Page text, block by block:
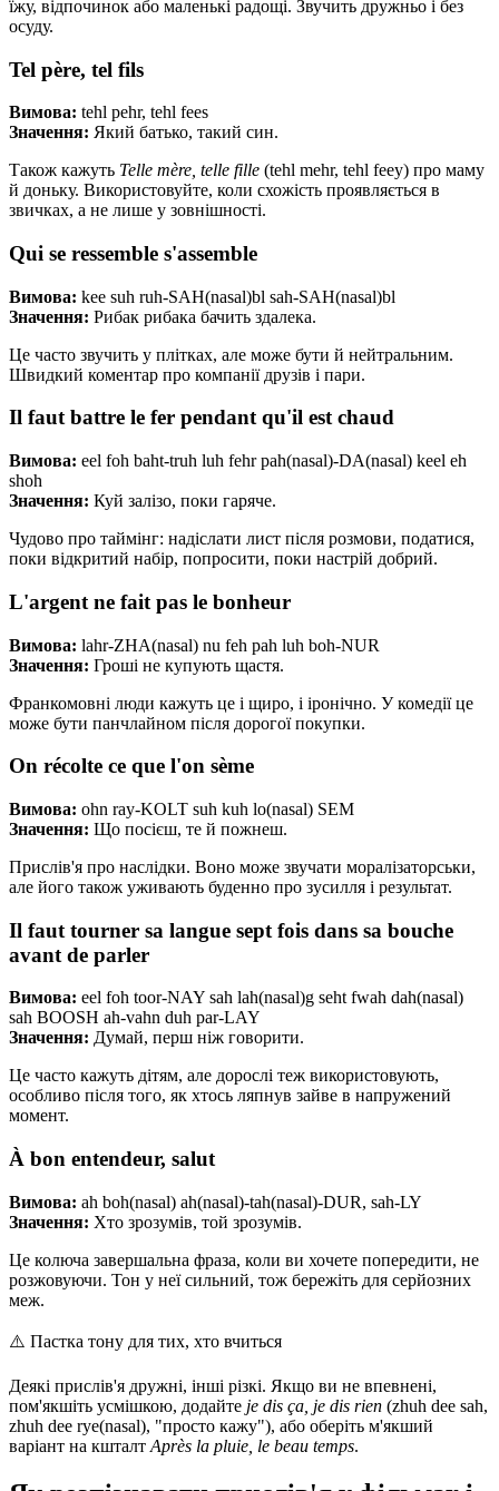
їжу, відпочинок або маленькі радощі. Звучить дружньо і без
осуду.
Tel père, tel fils
Вимова: tehl pehr, tehl fees
Значення: Який батько, такий син.
Також кажуть Telle mère, telle fille (tehl mehr, tehl feey) про маму
й доньку. Використовуйте, коли схожість проявляється в
звичках, а не лише у зовнішності.
Qui se ressemble s'assemble
Вимова: kee suh ruh-SAH(nasal)bl sah-SAH(nasal)bl
Значення: Рибак рибака бачить здалека.
Це часто звучить у плітках, але може бути й нейтральним.
Швидкий коментар про компанії друзів і пари.
Il faut battre le fer pendant qu'il est chaud
Вимова: eel foh baht-truh luh fehr pah(nasal)-DA(nasal) keel eh
shoh
Значення: Куй залізо, поки гаряче.
Чудово про таймінг: надіслати лист після розмови, податися,
поки відкритий набір, попросити, поки настрій добрий.
L'argent ne fait pas le bonheur
Вимова: lahr-ZHA(nasal) nu feh pah luh boh-NUR
Значення: Гроші не купують щастя.
Франкомовні люди кажуть це і щиро, і іронічно. У комедії це
може бути панчлайном після дорогої покупки.
On récolte ce que l'on sème
Вимова: ohn ray-KOLT suh kuh lo(nasal) SEM
Значення: Що посієш, те й пожнеш.
Прислів'я про наслідки. Воно може звучати моралізаторськи,
але його також уживають буденно про зусилля і результат.
Il faut tourner sa langue sept fois dans sa bouche
avant de parler
Вимова: eel foh toor-NAY sah lah(nasal)g seht fwah dah(nasal)
sah BOOSH ah-vahn duh par-LAY
Значення: Думай, перш ніж говорити.
Це часто кажуть дітям, але дорослі теж використовують,
особливо після того, як хтось ляпнув зайве в напружений
момент.
À bon entendeur, salut
Вимова: ah boh(nasal) ah(nasal)-tah(nasal)-DUR, sah-LY
Значення: Хто зрозумів, той зрозумів.
Це колюча завершальна фраза, коли ви хочете попередити, не
розжовуючи. Тон у неї сильний, тож бережіть для серйозних
меж.
⚠️ Пастка тону для тих, хто вчиться
Деякі прислів'я дружні, інші різкі. Якщо ви не впевнені,
пом'якшіть усмішкою, додайте je dis ça, je dis rien (zhuh dee sah,
zhuh dee rye(nasal), "просто кажу"), або оберіть м'якший
варіант на кшталт Après la pluie, le beau temps.